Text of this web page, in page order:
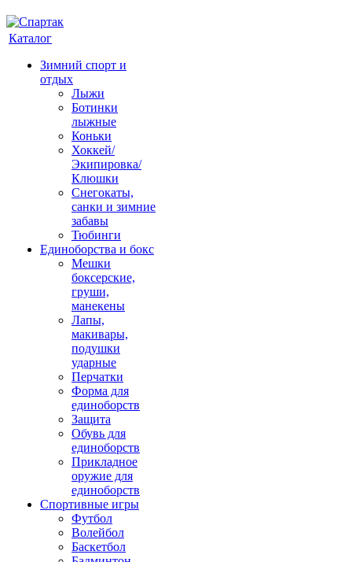
Каталог
Зимний спорт и
отдых
Лыжи
Ботинки
лыжные
Коньки
Хоккей/
Экипировка/
Клюшки
Снегокаты,
санки и зимние
забавы
Тюбинги
Единоборства и бокс
Мешки
боксерские,
груши,
манекены
Лапы,
макивары,
подушки
ударные
Перчатки
Форма для
единоборств
Защита
Обувь для
единоборств
Прикладное
оружие для
единоборств
Спортивные игры
Футбол
Волейбол
Баскетбол